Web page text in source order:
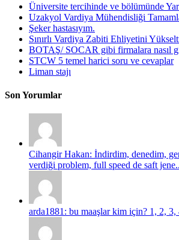
Üniversite tercihinde ve bölümünde
Uzakyol Vardiya Mühendisliği
Şeker hastasıyım.
Sınırlı Vardiya Zabiti Ehliyetini
BOTAŞ/ SOCAR gibi firmalara nasıl
STCW 5 temel harici soru ve cevaplar
Liman stajı
Son Yorumlar
Cihangir Hakan: İndirdim, denedim,
verdiği problem, full speed de saft
arda1881: bu maaşlar kim için? 1, 2, 3,